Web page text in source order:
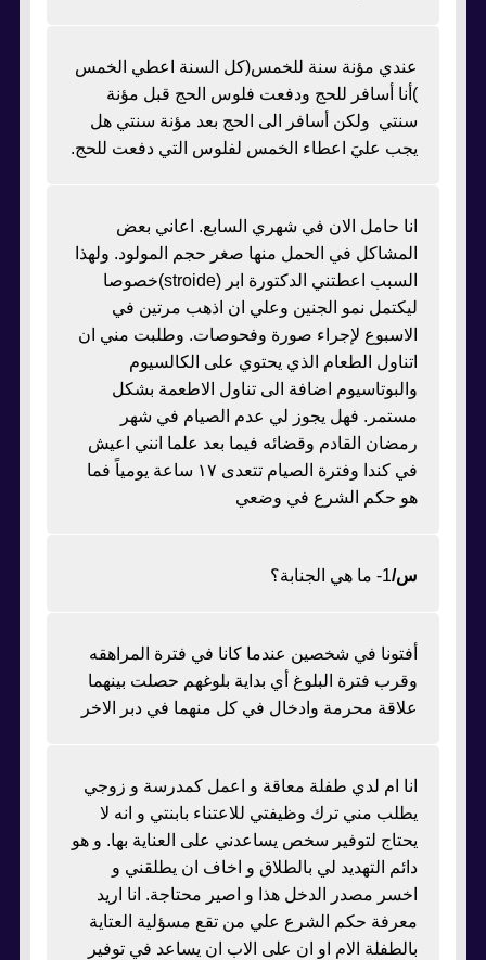
عندي مؤنة سنة للخمس(كل السنة اعطي الخمس
)أنا أسافر للحج ودفعت فلوس الحج قبل مؤنة
سنتي ولكن أسافر الى الحج بعد مؤنة سنتي هل
يجب عليَ اعطاء الخمس لفلوس التي دفعت للحج.
انا حامل الان في شهري السابع. اعاني بعض
المشاكل في الحمل منها صغر حجم المولود. ولهذا
السبب اعطتني الدكتورة ابر (stroide)خصوصا
ليكتمل نمو الجنين وعلي ان اذهب مرتين في
الاسبوع لإجراء صورة وفحوصات. وطلبت مني ان
اتناول الطعام الذي يحتوي على الكالسيوم
والبوتاسيوم اضافة الى تناول الاطعمة بشكل
مستمر. فهل يجوز لي عدم الصيام في شهر
رمضان القادم وقضائه فيما بعد علما انني اعيش
في كندا وفترة الصيام تتعدى ١٧ ساعة يومياً فما
هو حكم الشرع في وضعي
س/1- ما هي الجنابة؟
أفتونا في شخصين عندما كانا في فترة المراهقه
وقرب فترة البلوغ أي بداية بلوغهم حصلت بينهما
علاقة محرمة وادخال في كل منهما في دبر الاخر
انا ام لدي طفلة معاقة و اعمل كمدرسة و زوجي
يطلب مني ترك وظيفتي للاعتناء بابنتي و انه لا
يحتاج لتوفير سخص يساعدني على العناية بها. و هو
دائم التهديد لي بالطلاق و اخاف ان يطلقني و
اخسر مصدر الدخل هذا و اصير محتاجة. انا اريد
معرفة حكم الشرع علي من تقع مسؤلية العتاية
بالطفلة الام او ان على الاب ان يساعد في توفير